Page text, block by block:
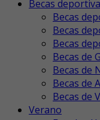
Becas
Becas
Becas
Becas
Becas de
Becas de
Becas de
Becas de
Verano